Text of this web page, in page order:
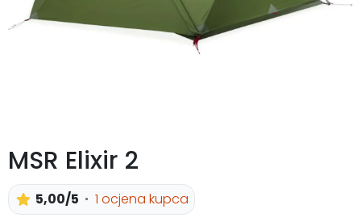
MSR Elixir 2
5,00/5
1 ocjena kupca